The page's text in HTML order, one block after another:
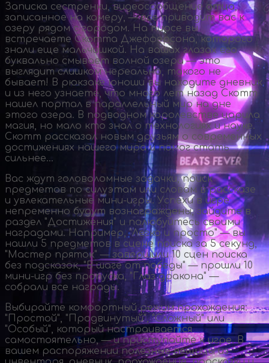
Записка сестренки, видеосообщение отца,
записанное на камеру, — все приводит вас к
озеру рядом с городом. На пирсе вы
встречаете Скотта Джефферсона, которого
знали еще мальчишкой. На ваших глазах его
буквально смывает волной озера — это
выглядит слишком нереально, такого не
бывает! В рюкзаке юноши вы находите дневник
и из него узнаете, что много лет назад Скотт
нашел портал в параллельный мир на дне
этого озера. В подводном королевстве царила
магия, но мало кто знал о технологиях и науке.
Скотт рассказал новым друзьям о современных
достижениях нашего мира и помог стать
сильнее…
Вас ждут головоломные задачки, поиск
предметов по силуэтам или словам в рассказе
и увлекательные мини-игры. Успехи в игре
непременно будут вознаграждены, зайдите в
раздел "Достижения" и полюбуйтесь своими
наградами. Например, "Легко и просто" — вы
нашли 5 предметов в сцене поиска за 5 секунд,
"Мастер пряток" — завершили 10 сцен поиска
без подсказок, "В шаге от победы" — прошли 10
мини-игр без пропуска, "Глаз дракона" —
собрали все награды.
Выбирайте комфортный режим прохождения:
"Простой", "Продвинутый", "Сложный" или
"Особый", который настраивается
самостоятельно, — и приступайте к игре. В
вашем распоряжении полезные вещицы из